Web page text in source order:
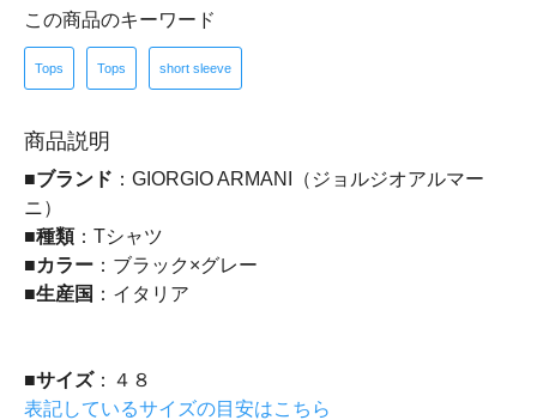
この商品のキーワード
Tops Tops short sleeve
商品説明
■ブランド ：GIORGIO ARMANI（ジョルジオアルマー
ニ）
■種類：Tシャツ
■カラー ：ブラック×グレー
■生産国 ：イタリア
■サイズ：４８
表記しているサイズの目安はこちら